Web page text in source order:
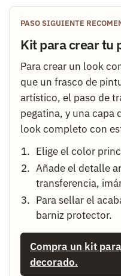
PASO SIGUIENTE
Kit para crear tu
Para crear un look
que un frasco de
artístico, el paso de
pegatina, y una capa
look completo con
Elige el color
Añade el detalle
transferencia,
Para sellar el
barniz protector.
Compra un kit
decorado.